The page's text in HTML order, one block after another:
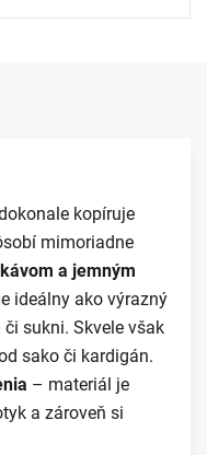
kopíruje
mimoriadne
a jemným
ideálny ako výrazný
sukni. Skvele však
sako či kardigán.
– materiál je
a zároveň si